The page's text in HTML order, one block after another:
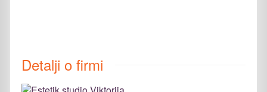
Detalji o firmi